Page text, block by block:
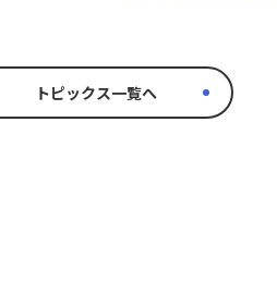
トピックス一覧へ